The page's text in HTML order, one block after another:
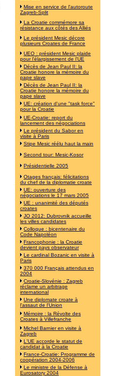
Mise en service de l'autoroute
Zagreb-Split
La Croatie commémore sa
résistance aux côtés des Alliés
Le président Mesic décore
plusieurs Croates de France
UEO : président Mesic plaide
pour l'élargissement de l'UE
Décès de Jean Paul II: la
Croatie honore la mémoire du
pape slave
Décès de Jean Paul II: la
Croatie honore la mémoire du
pape slave
UE: création d'une "task force"
pour la Croatie
UE-Croatie: report du
lancement des négociations
Le président du Sabor en
visite à Paris
Stipe Mesic réélu haut la main
Second tour: Mesic-Kosor
Présidentielle 2005
Otages français: félicitations
du chef de la diplomatie croate
UE: ouverture des
négociations le 17 mars 2005
UE : unanimité des députés
croates
JO 2012: Dubrovnik accueille
les villes candidates
Colloque : bicentenaire du
Code Napoléon
Francophonie : la Croatie
devient pays observateur
Le cardinal Bozanic en visite à
Paris
370 000 Français attendus en
2004
Croatie-Slovénie : Zagreb
réclame un arbitrage
international
Une diplomate croate à
l'assaut de l'Union
Mémoire : la Révolte des
Croates à Villefranche
Michel Barnier en visite à
Zagreb
L'UE accorde le statut de
candidat à la Croatie
France-Croatie: Programme de
coopération 2004-2006
Le ministre de la Défense à
Eurosatory 2004